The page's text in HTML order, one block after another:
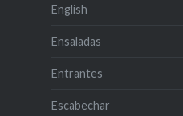
English
Ensaladas
Entrantes
Escabechar